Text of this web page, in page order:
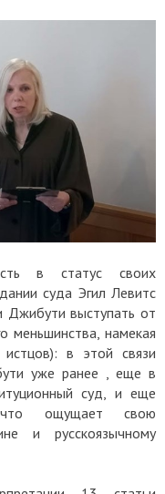
в статус своих
суда Эгил Левитс
Джибути выступать от
меньшинства, намекая
истцов): в этой связи
уже ранее , еще в
суд, и еще
ощущает свою
и русскоязычному